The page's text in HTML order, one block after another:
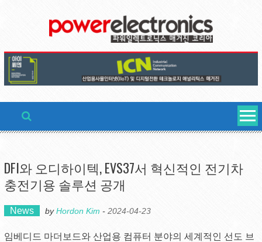
DFI와 오디하이텍, EVS37서 혁신적인 전기차
충전기용 솔루션 공개
News byHordon Kim - 2024-04-23
임베디드 마더보드와 산업용 컴퓨터 분야의 세계적인 선도 브